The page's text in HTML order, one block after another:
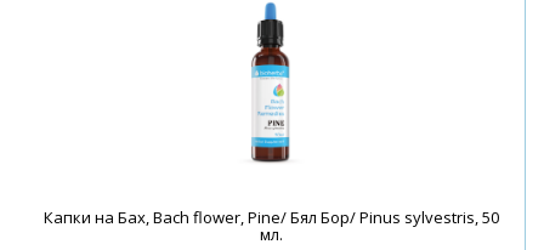
Капки на Бах, Bach flower, Pine/ Бял Бор/ Pinus sylvestris, 50
мл.